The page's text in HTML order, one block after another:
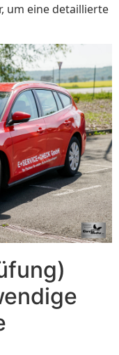
um eine detaillierte